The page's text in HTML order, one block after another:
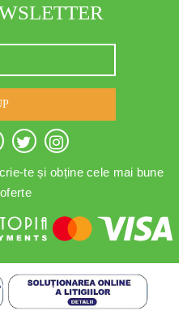
te și obține cele mai bune
oferte